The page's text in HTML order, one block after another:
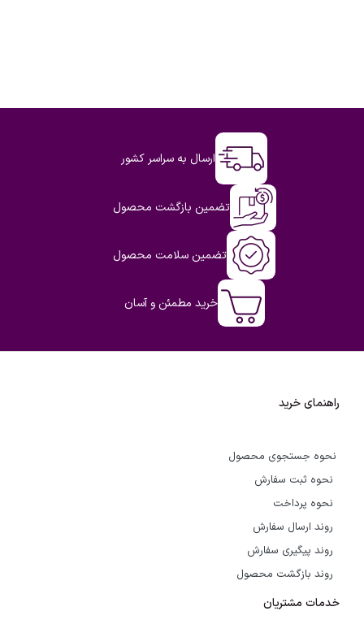
ارسال به سراسر کشور
تضمین بازگشت محصول
تضمین سلامت محصول
خرید مطمئن و آسان
راهنمای خرید
نحوه جستجوی محصول
نحوه ثبت سفارش
نحوه پرداخت
روند ارسال سفارش
روند پیگیری سفارش
روند بازگشت محصول
خدمات مشتریان